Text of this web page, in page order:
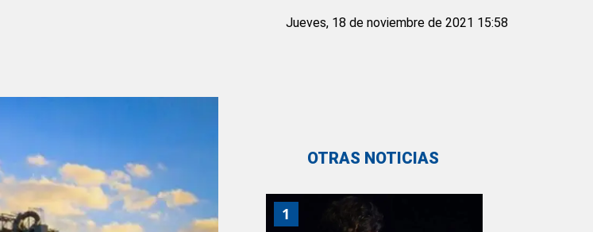
Jueves, 18 de noviembre de 2021 15:58
OTRAS NOTICIAS
1